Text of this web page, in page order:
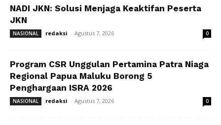
NADI JKN: Solusi Menjaga Keaktifan Peserta
JKN
NASIONAL redaksi - Agustus 7, 2026 0
Program CSR Unggulan Pertamina Patra Niaga
Regional Papua Maluku Borong 5
Penghargaan ISRA 2026
NASIONAL redaksi - Agustus 7, 2026 0